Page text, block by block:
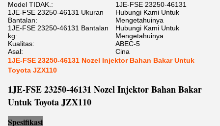
Model TIDAK.:
1JE-FSE 23250-46131
1JE-FSE 23250-46131 Ukuran
Bantalan:
Hubungi Kami Untuk
Mengetahuinya
1JE-FSE 23250-46131 Bantalan
kg:
Hubungi Kami Untuk
Mengetahuinya
Kualitas:
ABEC-5
Asal:
Cina
1JE-FSE 23250-46131 Nozel Injektor Bahan Bakar Untuk
Toyota JZX110
1JE-FSE 23250-46131 Nozel Injektor Bahan Bakar
Untuk Toyota JZX110
Spesifikasi